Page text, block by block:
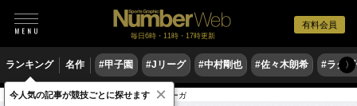
有料会員
毎日6時・11時・17時更新
ランキング 名作 #甲子園 #Jリーグ #中村剛也 #佐々木朗希 #ラグ〉
サッカー 海外サッカー ブンデスリーガ
今人気の記事が競技ごとに探せます ×